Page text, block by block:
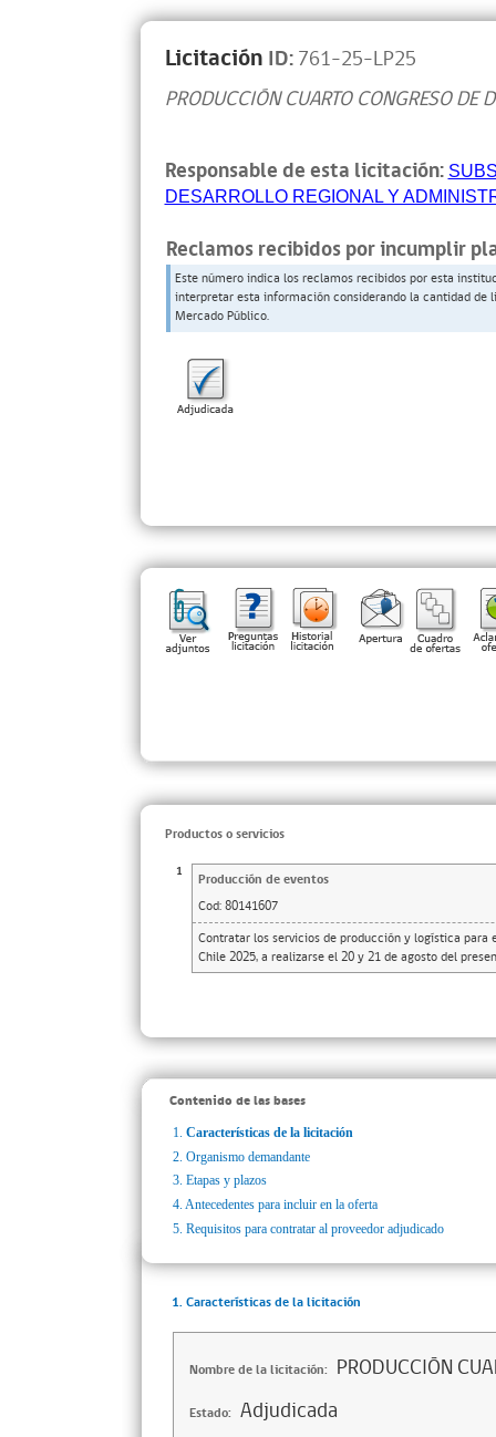
Licitación ID:761-25-LP25
PRODUCCIÓN CUARTO CONGRESO
Responsable de esta licitación:
DESARROLLO REGIONAL Y
Reclamos recibidos por incumplir
Este número indica los reclamos recibidos por esta
interpretar esta información considerando la cantidad
Mercado Público.
Productos o servicios
1
Producción de eventos
Cod: 80141607
Contratar los servicios de producción y logística para
Chile 2025, a realizarse el 20 y 21 de agosto del
Contenido de las bases
1. Características de la licitación
2. Organismo demandante
3. Etapas y plazos
4. Antecedentes para incluir en la oferta
5. Requisitos para contratar al proveedor adjudicado
1. Características de la licitación
Nombre de la licitación: PRODUCCIÓN
Estado: Adjudicada